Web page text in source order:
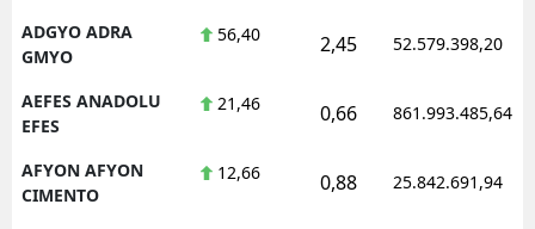
ADGYO ADRA
GMYO
56,40 2,45 52.579.398,20
AEFES ANADOLU
EFES
21,46 0,66 861.993.485,64
AFYON AFYON
CIMENTO
12,66 0,88 25.842.691,94